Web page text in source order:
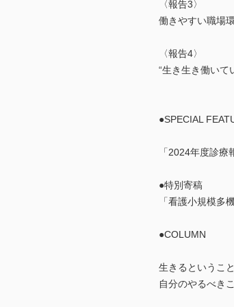
〈報告3〉
働きやすい職場
〈報告4〉
“生き生き働いて
●SPECIAL
「2024年度診
●特別寄稿
「看護小規模
●COLUMN
生きるというこ
自分のやるべき